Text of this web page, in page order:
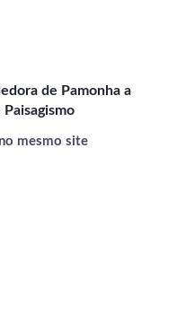
de Pamonha a
mesmo site